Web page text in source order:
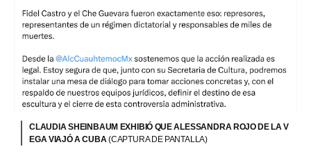
CLAUDIA SHEINBAUM EXHIBIÓ QUE ALESSANDRA ROJO DE LA V
EGA VIAJÓ A CUBA(CAPTURA DE PANTALLA)